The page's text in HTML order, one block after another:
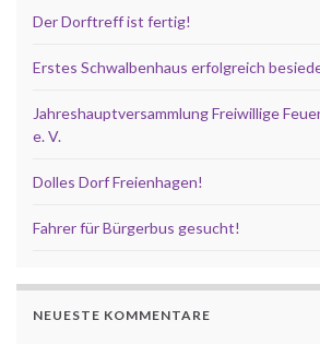
Der Dorftreff ist fertig!
Erstes Schwalbenhaus erfolgreich
Jahreshauptversammlung Freiwillige
e. V.
Dolles Dorf Freienhagen!
Fahrer für Bürgerbus gesucht!
NEUESTE KOMMENTARE